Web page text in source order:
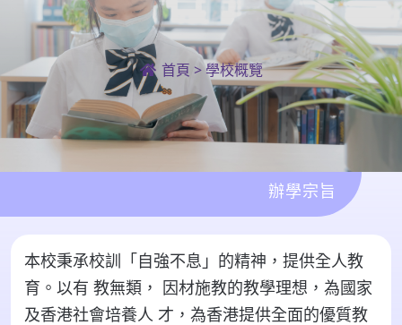
首頁 >學校概覽
辦學宗旨
本校秉承校訓「自強不息」的精神，提供全人教
育。以有 教無類， 因材施教的教學理想，為國家
及香港社會培養人 才，為香港提供全面的優質教